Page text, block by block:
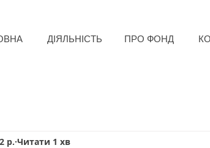
ДІЯЛЬНІСТЬ ПРО ФОНД
р. Читати 1 хв